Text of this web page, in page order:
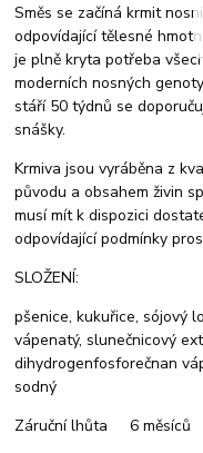
Směs se začíná krmit
odpovídající tělesné
je plně kryta potřeba
moderních nosných
stáří 50 týdnů se
snášky.
Krmiva jsou vyráběna z
původu a obsahem živin
musí mít k dispozici
odpovídající podmínky
SLOŽENÍ:
pšenice, kukuřice, sójový
vápenatý, slunečnicový
dihydrogenfosforečnan
sodný
Záruční lhůta 6 měsíců